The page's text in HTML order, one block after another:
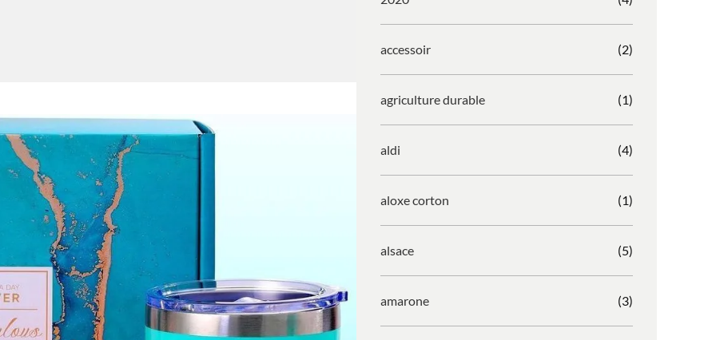
accessoir (2)
agriculture durable (1)
aldi (4)
aloxe corton (1)
alsace (5)
amarone (3)